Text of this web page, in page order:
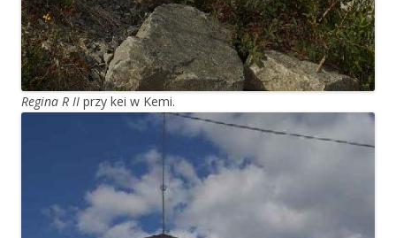
Regina R II przy kei w Kemi.